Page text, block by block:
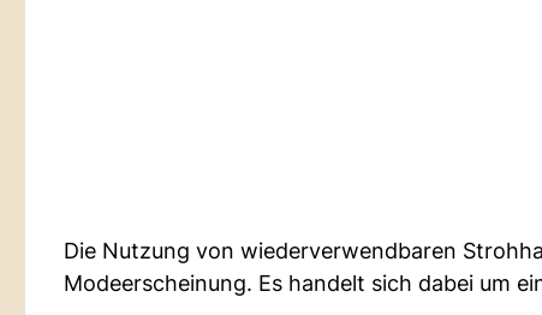
Die Nutzung von wiederverwendbaren
Modeerscheinung. Es handelt sich dabei um